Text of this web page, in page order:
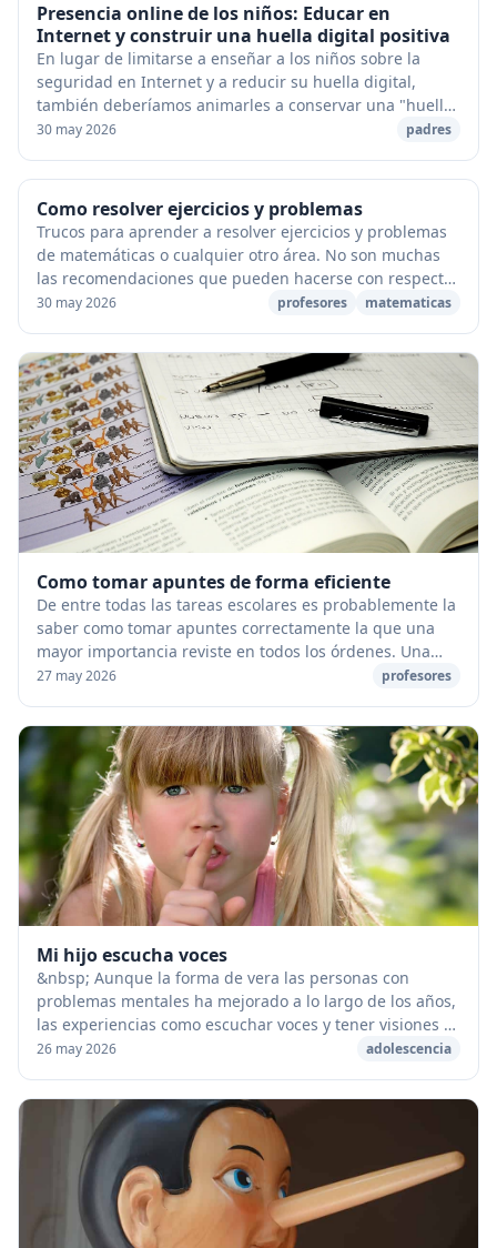
Presencia online de los niños: Educar en
Internet y construir una huella digital positiva
En lugar de limitarse a enseñar a los niños sobre la
seguridad en Internet y a reducir su huella digital,
también deberíamos animarles a conservar una "huella
digital" positiva que será un activo para...
30 may 2026 padres
Como resolver ejercicios y problemas
Trucos para aprender a resolver ejercicios y problemas
de matemáticas o cualquier otro área. No son muchas
las recomendaciones que pueden hacerse con respecto
al título que da nombre a este artículo. ...
30 may 2026 profesores matematicas
Como tomar apuntes de forma eficiente
De entre todas las tareas escolares es probablemente la
saber como tomar apuntes correctamente la que una
mayor importancia reviste en todos los órdenes. Una
explicación bien captada y bien recogida e...
27 may 2026 profesores
Mi hijo escucha voces
&nbsp; Aunque la forma de vera las personas con
problemas mentales ha mejorado a lo largo de los años,
las experiencias como escuchar voces y tener visiones a
menudo se siguen asociando con una "enfer...
26 may 2026 adolescencia